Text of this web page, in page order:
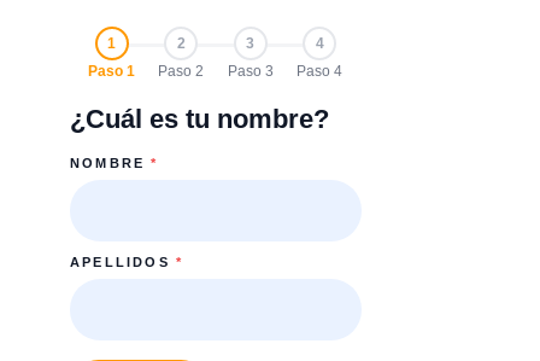
1
Paso 1
2
Paso 2
3
Paso 3
4
Paso 4
¿Cuál es tu nombre?
NOMBRE*
APELLIDOS *